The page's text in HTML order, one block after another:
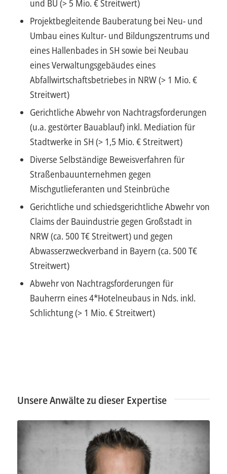
und BÜ (> 5 Mio. € Streitwert)
Projektbegleitende Bauberatung bei Neu- und
Umbau eines Kultur- und Bildungszentrums und
eines Hallenbades in SH sowie bei Neubau
eines Verwaltungsgebäudes eines
Abfallwirtschaftsbetriebes in NRW (> 1 Mio. €
Streitwert)
Gerichtliche Abwehr von Nachtragsforderungen
(u.a. gestörter Bauablauf) inkl. Mediation für
Stadtwerke in SH (> 1,5 Mio. € Streitwert)
Diverse Selbständige Beweisverfahren für
Straßenbauunternehmen gegen
Mischgutlieferanten und Steinbrüche
Gerichtliche und schiedsgerichtliche Abwehr von
Claims der Bauindustrie gegen Großstadt in
NRW (ca. 500 T€ Streitwert) und gegen
Abwasserzweckverband in Bayern (ca. 500 T€
Streitwert)
Abwehr von Nachtragsforderungen für
Bauherrn eines 4*Hotelneubaus in Nds. inkl.
Schlichtung (> 1 Mio. € Streitwert)
Unsere Anwälte zu dieser Expertise